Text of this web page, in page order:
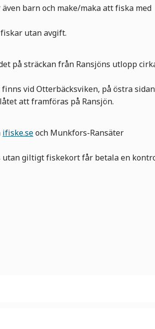
barn och make/maka att fiska med
utan avgift.
på sträckan från Ransjöns utlopp
vid Otterbäcksviken, på östra
att framföras på Ransjön.
ifiske.seoch Munkfors-Ransäter
utan giltigt fiskekort får betala en